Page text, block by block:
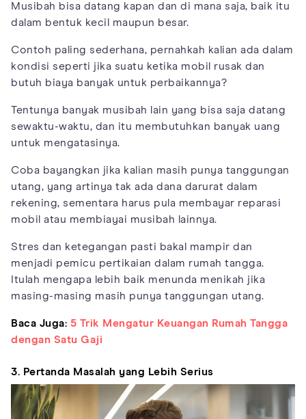
Musibah bisa datang kapan dan di mana saja, baik itu
dalam bentuk kecil maupun besar.
Contoh paling sederhana, pernahkah kalian ada dalam
kondisi seperti jika suatu ketika mobil rusak dan
butuh biaya banyak untuk perbaikannya?
Tentunya banyak musibah lain yang bisa saja datang
sewaktu-waktu, dan itu membutuhkan banyak uang
untuk mengatasinya.
Coba bayangkan jika kalian masih punya tanggungan
utang, yang artinya tak ada dana darurat dalam
rekening, sementara harus pula membayar reparasi
mobil atau membiayai musibah lainnya.
Stres dan ketegangan pasti bakal mampir dan
menjadi pemicu pertikaian dalam rumah tangga.
Itulah mengapa lebih baik menunda menikah jika
masing-masing masih punya tanggungan utang.
Baca Juga: 5 Trik Mengatur Keuangan Rumah Tangga
dengan Satu Gaji
3. Pertanda Masalah yang Lebih Serius